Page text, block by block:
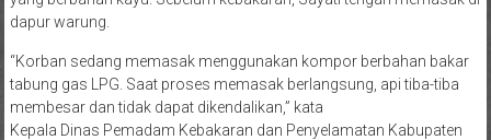
dapur warung.
“Korban sedang memasak menggunakan kompor berbahan bakar
tabung gas LPG. Saat proses memasak berlangsung, api tiba-tiba
membesar dan tidak dapat dikendalikan,” kata
Kepala Dinas Pemadam Kebakaran dan Penyelamatan Kabupaten